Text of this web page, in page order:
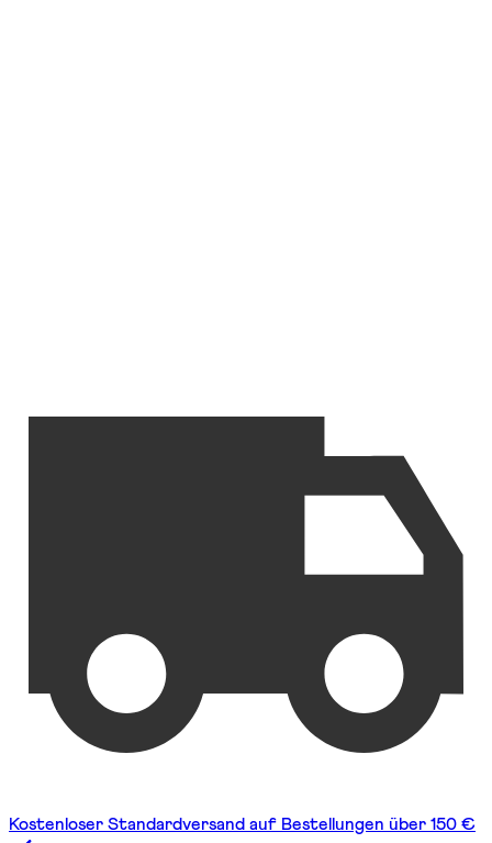
Kostenloser Standardversand auf Bestellungen über 150 €